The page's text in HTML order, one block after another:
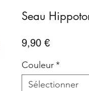
Seau
9,90 €Prix
Couleur*
Sélectionner